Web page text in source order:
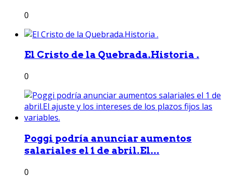
0
El Cristo de la Quebrada.Historia .
0
Poggi podría anunciar aumentos
salariales el 1 de abril.El...
0